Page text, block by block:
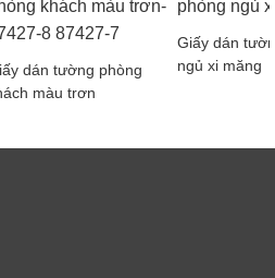
dán tường phòng
màu trơn
Giấy dán
ngủ xi măng